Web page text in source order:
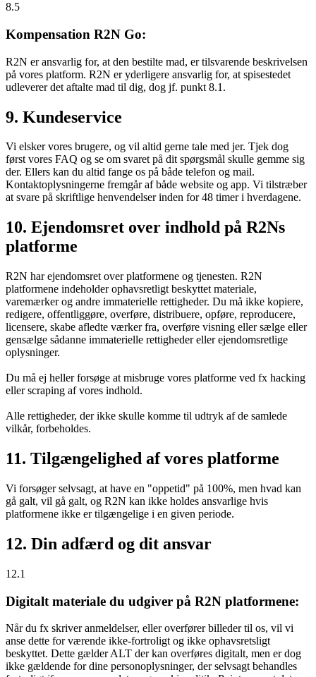
8.5
Kompensation R2N Go:
R2N er ansvarlig for, at den bestilte mad, er tilsvarende beskrivelsen
på vores platform. R2N er yderligere ansvarlig for, at spisestedet
udleverer det aftalte mad til dig, dog jf. punkt 8.1.
9. Kundeservice
Vi elsker vores brugere, og vil altid gerne tale med jer. Tjek dog
først vores FAQ og se om svaret på dit spørgsmål skulle gemme sig
der. Ellers kan du altid fange os på både telefon og mail.
Kontaktoplysningerne fremgår af både website og app. Vi tilstræber
at svare på skriftlige henvendelser inden for 48 timer i hverdagene.
10. Ejendomsret over indhold på R2Ns
platforme
R2N har ejendomsret over platformene og tjenesten. R2N
platformene indeholder ophavsretligt beskyttet materiale,
varemærker og andre immaterielle rettigheder. Du må ikke kopiere,
redigere, offentliggøre, overføre, distribuere, opføre, reproducere,
licensere, skabe afledte værker fra, overføre visning eller sælge eller
gensælge sådanne immaterielle rettigheder eller ejendomsretlige
oplysninger.
Du må ej heller forsøge at misbruge vores platforme ved fx hacking
eller scraping af vores indhold.
Alle rettigheder, der ikke skulle komme til udtryk af de samlede
vilkår, forbeholdes.
11. Tilgængelighed af vores platforme
Vi forsøger selvsagt, at have en "oppetid" på 100%, men hvad kan
gå galt, vil gå galt, og R2N kan ikke holdes ansvarlige hvis
platformene ikke er tilgængelige i en given periode.
12. Din adfærd og dit ansvar
12.1
Digitalt materiale du udgiver på R2N platformene:
Når du fx skriver anmeldelser, eller overfører billeder til os, vil vi
anse dette for værende ikke-fortroligt og ikke ophavsretsligt
beskyttet. Dette gælder ALT der kan overføres digitalt, men er dog
ikke gældende for dine personoplysninger, der selvsagt behandles